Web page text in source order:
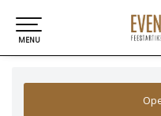
MENU